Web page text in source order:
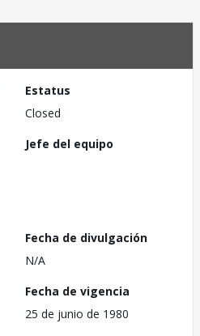
Estatus
Closed
Jefe del equipo
Fecha de divulgación
N/A
Fecha de vigencia
25 de junio de 1980